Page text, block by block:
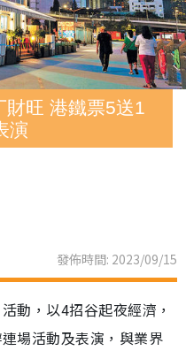
財旺 港鐵票5送1
演
發佈時間: 2023/09/15
動，以4招谷起夜經濟，
場活動及表演，與業界